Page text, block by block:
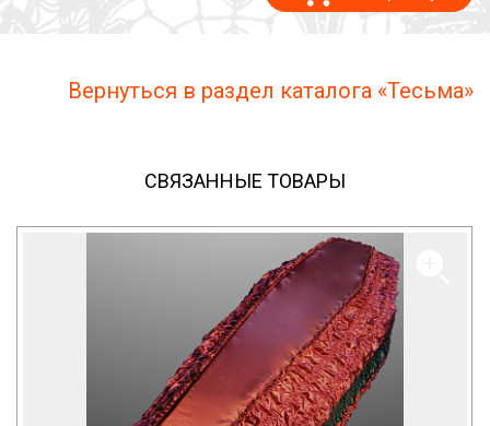
Вернуться в раздел каталога «Тесьма»
СВЯЗАННЫЕ ТОВАРЫ